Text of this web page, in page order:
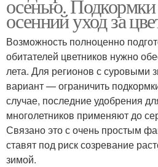
осенью. Подкормки
осенний уход за
Возможность полноценно
обитателей цветников нужно
лета. Для регионов с суровыми
вариант — ограничить
случае, последние удобрения
многолетников применяют до
Связано это с очень простым
ставят под риск созревание
зимой.